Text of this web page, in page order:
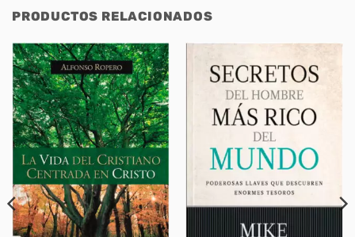
PRODUCTOS RELACIONADOS